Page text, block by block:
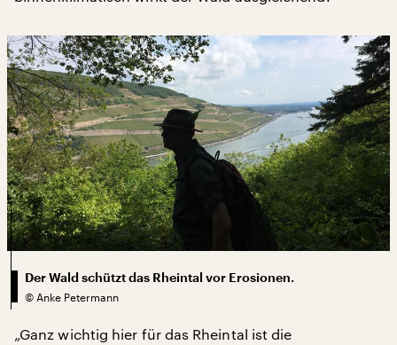
Der Wald schützt das Rheintal vor Erosionen.
© Anke Petermann
„Ganz wichtig hier für das Rheintal ist die